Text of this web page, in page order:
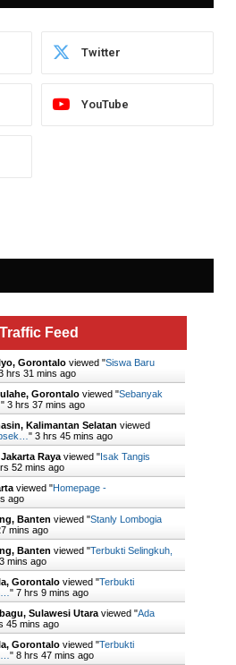
Twitter
YouTube
Feed
Gorontalo viewed "Siswa Baru
hrs 31 mins ago
Gorontalo viewed "Sebanyak
" 3 hrs 37 mins ago
Kalimantan Selatan viewed
" 3 hrs 45 mins ago
Raya viewed "Isak Tangis
52 mins ago
viewed "Homepage -
ago
Banten viewed "Stanly Lombogia
mins ago
Banten viewed "Terbukti Selingkuh,
mins ago
Gorontalo viewed "Terbukti
" 7 hrs 9 mins ago
Sulawesi Utara viewed "Ada
45 mins ago
Gorontalo viewed "Terbukti
" 8 hrs 47 mins ago